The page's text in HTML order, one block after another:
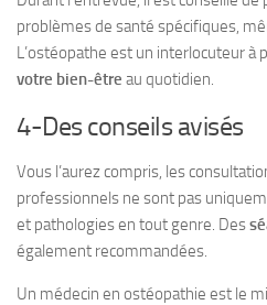
problèmes de santé spécifiques,
L’ostéopathe est un interlocuteur à
votre bien-être au quotidien.
4-Des conseils avisés
Vous l’aurez compris, les
professionnels ne sont pas
et pathologies en tout genre. Des
également recommandées.
Un médecin en ostéopathie est le